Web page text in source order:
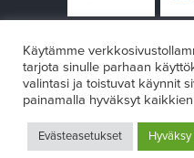
Design:VÄRIKÄS
Käytämme
tarjota sinulle parhaan
valintasi ja toistuvat käynnit
painamalla hyväksyt
Evästeasetukset